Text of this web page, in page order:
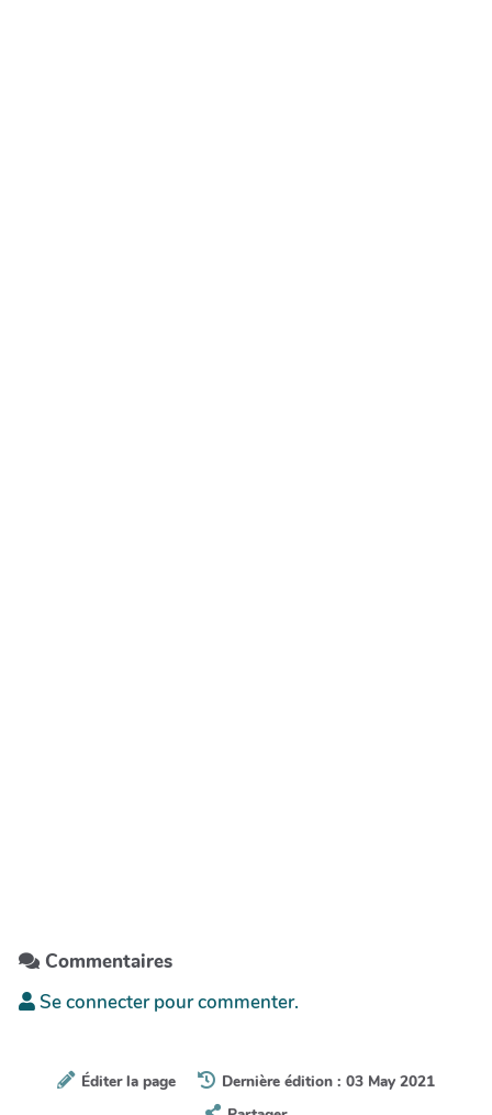
Commentaires
Se connecter pour commenter.
Éditer la page
Dernière édition : 03 May 2021